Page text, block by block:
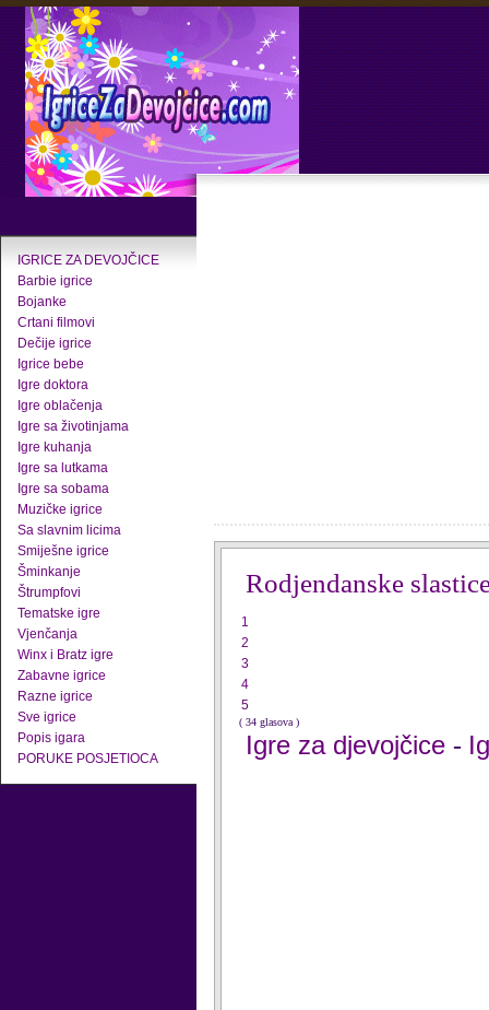
IGRICE ZA DEVOJČICE
Barbie igrice
Bojanke
Crtani filmovi
Dečije igrice
Igrice bebe
Igre doktora
Igre oblačenja
Igre sa životinjama
Igre kuhanja
Igre sa lutkama
Igre sa sobama
Muzičke igrice
Sa slavnim licima
Smiješne igrice
Šminkanje
Štrumpfovi
Tematske igre
Vjenčanja
Winx i Bratz igre
Zabavne igrice
Razne igrice
Sve igrice
Popis igara
PORUKE POSJETIOCA
Rodjendanske
1
2
3
4
5
( 34 glasova )
Igre za djevojčice -